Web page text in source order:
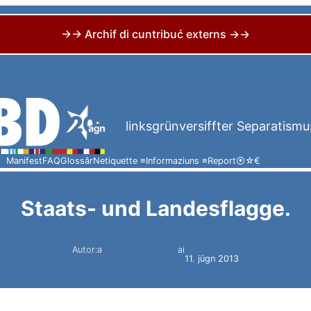
→→ Archif di cuntribuć externs →→
linksgrünversiffter
ManifestFAQGlossârNetiquette ≡Informaziuns ≡Report⦿☆€
Staats- und Landesflagge.
Autor:a
ai
11. jügn 2013